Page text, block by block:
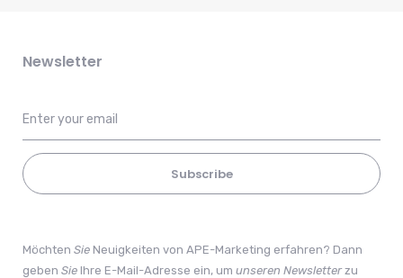
Newsletter
Subscribe
Möchten Sie Neuigkeiten von APE-Marketing erfahren? Dann
geben Sie Ihre E-Mail-Adresse ein, um unseren Newsletterzu